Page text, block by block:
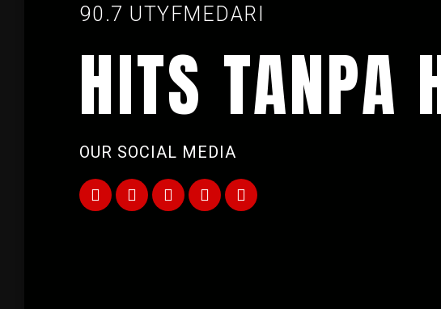
90.7 UTYFMEDARI
HITS TANPA
OUR SOCIAL MEDIA